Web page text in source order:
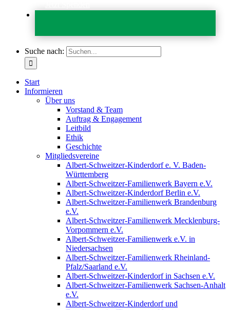
Suche nach:
Start
Informieren
Über uns
Vorstand & Team
Auftrag & Engagement
Leitbild
Ethik
Geschichte
Mitgliedsvereine
Albert-Schweitzer-Kinderdorf e. V. Baden-
Württemberg
Albert-Schweitzer-Familienwerk Bayern e.V.
Albert-Schweitzer-Kinderdorf Berlin e.V.
Albert-Schweitzer-Familienwerk Brandenburg
e.V.
Albert-Schweitzer-Familienwerk Mecklenburg-
Vorpommern e.V.
Albert-Schweitzer-Familienwerk e.V. in
Niedersachsen
Albert-Schweitzer-Familienwerk Rheinland-
Pfalz/Saarland e.V.
Albert-Schweitzer-Kinderdorf in Sachsen e.V.
Albert-Schweitzer-Familienwerk Sachsen-Anhalt
e.V.
Albert-Schweitzer-Kinderdorf und